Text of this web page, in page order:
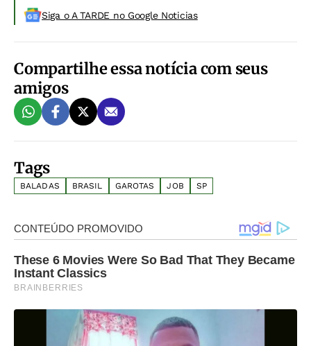
Siga o A TARDE no Google Noticias
Compartilhe essa notícia com seus
amigos
Tags
BALADAS BRASIL GAROTAS JOB SP